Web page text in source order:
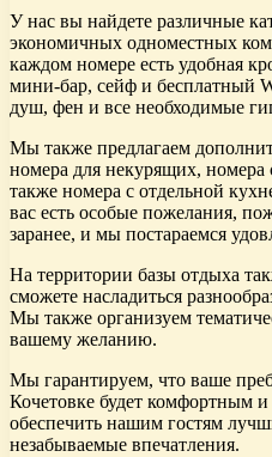
У нас вы найдете различные
экономичных одноместных
каждом номере есть удобная
мини-бар, сейф и бесплатный
душ, фен и все необходимые
Мы также предлагаем
номера для некурящих, номера
также номера с отдельной
вас есть особые пожелания,
заранее, и мы постараемся
На территории базы отдыха
сможете насладиться
Мы также организуем
вашему желанию.
Мы гарантируем, что ваше
Кочетовке будет комфортным
обеспечить нашим гостям
незабываемые впечатления.